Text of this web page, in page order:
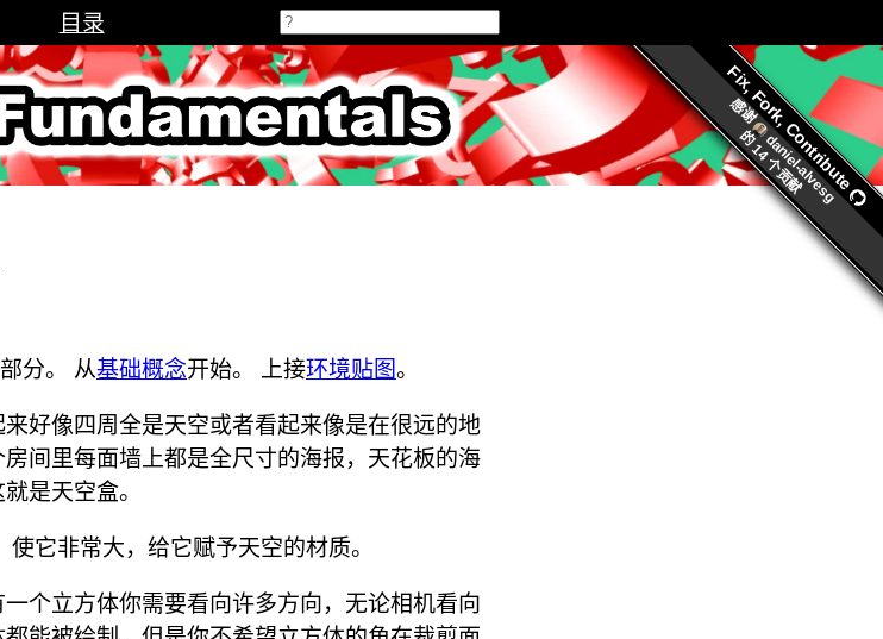
目录
Fix, Fork, Contribute
感谢
daniel-alvesg
的
14 个贡献
分。 从基础概念开始。 上接环境贴图。
好像四周全是天空或者看起来像是在很远的地
间里每面墙上都是全尺寸的海报，天花板的海
是天空盒。
它非常大，给它赋予天空的材质。
个立方体你需要看向许多方向，无论相机看向